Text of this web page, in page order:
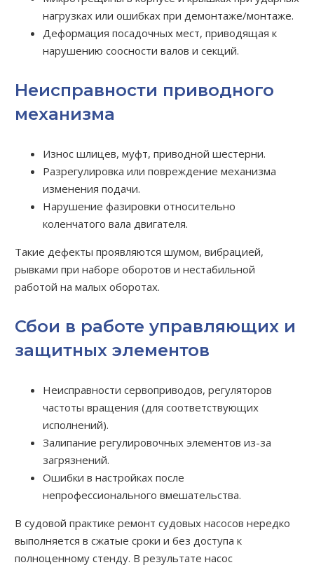
нагрузках или ошибках при демонтаже/монтаже.
Деформация посадочных мест, приводящая к
нарушению соосности валов и секций.
Неисправности приводного
механизма
Износ шлицев, муфт, приводной шестерни.
Разрегулировка или повреждение механизма
изменения подачи.
Нарушение фазировки относительно
коленчатого вала двигателя.
Такие дефекты проявляются шумом, вибрацией,
рывками при наборе оборотов и нестабильной
работой на малых оборотах.
Сбои в работе управляющих и
защитных элементов
Неисправности сервоприводов, регуляторов
частоты вращения (для соответствующих
исполнений).
Залипание регулировочных элементов из-за
загрязнений.
Ошибки в настройках после
непрофессионального вмешательства.
В судовой практике ремонт судовых насосов нередко
выполняется в сжатые сроки и без доступа к
полноценному стенду. В результате насос